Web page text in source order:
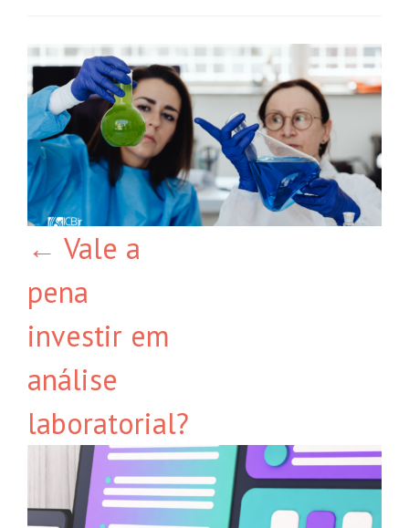
← Vale a
pena
investir em
análise
laboratorial?